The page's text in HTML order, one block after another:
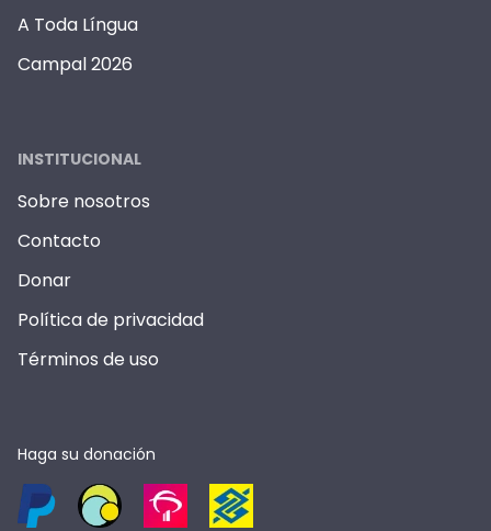
A Toda Língua
Campal 2026
INSTITUCIONAL
Sobre nosotros
Contacto
Donar
Política de privacidad
Términos de uso
Haga su donación